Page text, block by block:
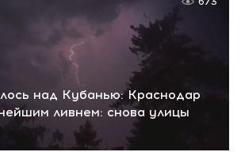
над Кубанью: Краснодар
ливнем: снова улицы